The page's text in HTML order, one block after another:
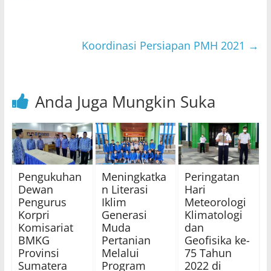
Koordinasi Persiapan PMH 2021 →
Anda Juga Mungkin Suka
Pengukuhan
Dewan
Pengurus
Korpri
Komisariat
BMKG
Provinsi
Sumatera
Meningkatka
n Literasi
Iklim
Generasi
Muda
Pertanian
Melalui
Program
Peringatan
Hari
Meteorologi
Klimatologi
dan
Geofisika ke-
75 Tahun
2022 di